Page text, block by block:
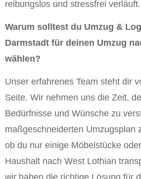
reibungslos und stressfrei verläuft.
Warum solltest du Umzug &
Darmstadt für deinen Umzug
wählen?
Unser erfahrenes Team steht dir
Seite. Wir nehmen uns die Zeit,
Bedürfnisse und Wünsche zu
maßgeschneiderten Umzugsplan
ob du nur einige Möbelstücke
Haushalt nach West Lothian